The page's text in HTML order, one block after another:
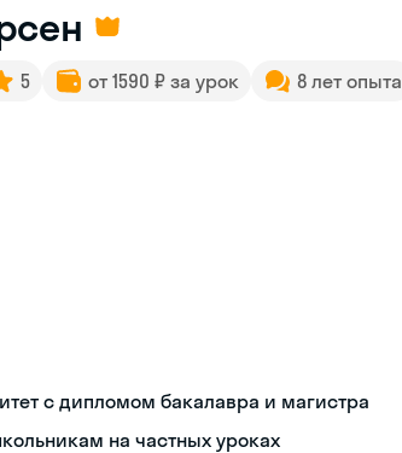
5 от 1590 ₽ за урок 8 лет опыта
с дипломом бакалавра и магистра
на частных уроках